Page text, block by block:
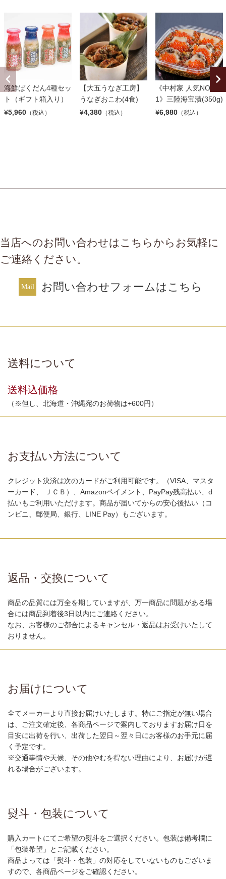
海鮮ばくだん4種セッ
ト（ギフト箱入り）
¥5,960 （税込）
【大五うなぎ工房】
うなぎおこわ(4食)
¥4,380 （税込）
《中村家 人気NO.
1》三陸海宝漬(350g)
¥6,980 （税込）
当店へのお問い合わせはこちらからお気軽に
ご連絡ください。
お問い合わせフォームはこちら
送料について
送料込価格
（※但し、北海道・沖縄宛のお荷物は+600円）
お支払い方法について
クレジット決済は次のカードがご利用可能です。（VISA、マスタ
ーカード、 ＪＣＢ）、Amazonペイメント、PayPay残高払い、d
払いもご利用いただけます。商品が届いてからの安心後払い（コ
ンビニ、郵便局、銀行、LINE Pay）もございます。
返品・交換について
商品の品質には万全を期していますが、万一商品に問題がある場
合には商品到着後3日以内にご連絡ください。
なお、お客様のご都合によるキャンセル・返品はお受けいたして
おりません。
お届けについて
全てメーカーより直接お届けいたします。特にご指定が無い場合
は、ご注文確定後、各商品ページで案内しておりますお届け日を
目安に出荷を行い、出荷した翌日～翌々日にお客様のお手元に届
く予定です。
※交通事情や天候、その他やむを得ない理由により、お届けが遅
れる場合がございます。
熨斗・包装について
購入カートにてご希望の熨斗をご選択ください。包装は備考欄に
「包装希望」とご記載ください。
商品よっては「熨斗・包装」の対応をしていないものもございま
すので、各商品ページをご確認ください。